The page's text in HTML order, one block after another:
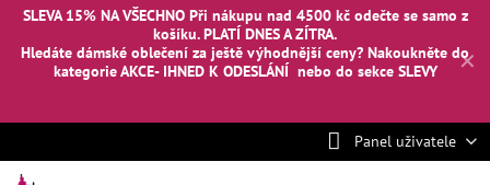
✕
SLEVA 15% NA VŠECHNO Při nákupu nad 4500 kč odečte se samo z
košíku. PLATÍ DNES A ZÍTRA.
Hledáte dámské oblečení za ještě výhodnější ceny? Nakoukněte do
kategorie AKCE- IHNED K ODESLÁNÍ nebo do sekce SLEVY
Panel uživatele